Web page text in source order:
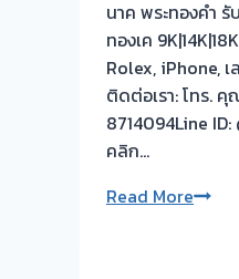
นาค พระทองคำ
ทองเค
Rolex, iPhone,
ติดต่อเรา: โทร.
8714094Line ID:
คลิก…
Read Moreรับ